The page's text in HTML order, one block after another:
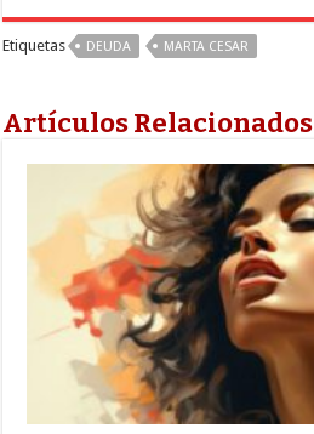
Etiquetas DEUDA MARTA CESAR
Artículos Relacionados